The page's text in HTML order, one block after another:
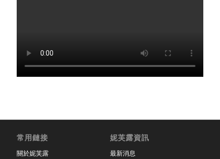
常用鏈接
關於妮芙露
妮芙露資訊
最新消息